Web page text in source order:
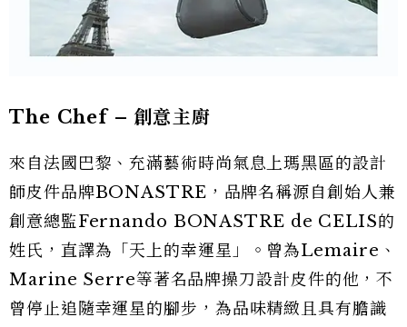
The Chef – 創意主廚
來自法國巴黎、充滿藝術時尚氣息上瑪黑區的設計
師皮件品牌BONASTRE，品牌名稱源自創始人兼
創意總監Fernando BONASTRE de CELIS的
姓氏，直譯為「天上的幸運星」。曾為Lemaire、
Marine Serre等著名品牌操刀設計皮件的他，不
曾停止追隨幸運星的腳步，為品味精緻且具有膽識